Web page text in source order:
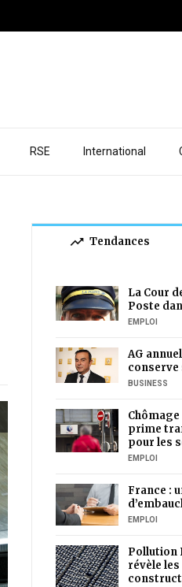
RSE International
trending_up Tendances
La Cour
Poste
EMPLOI
AG
conserve
BUSINESS
prime
pour les
EMPLOI
France :
EMPLOI
Pollution
révèle